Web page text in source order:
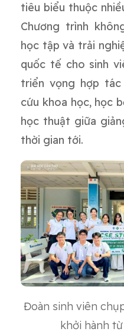
tiêu biểu thuộc
Chương trình
học tập và trải
quốc tế cho sinh
triển vọng hợp
cứu khoa học, học
học thuật giữa
thời gian tới.
Đoàn sinh viên
khởi hành từ